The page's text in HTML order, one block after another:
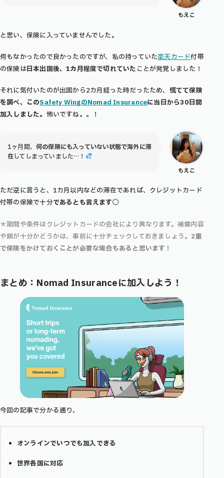
もえこ
と思い、保険に入っていませんでした。
何もなかったので良かったのですが、私の持っていた楽天カード付帯
の保険は日本出国後、1カ月程度で切れていた ことが発覚しました！
それに気付いたのが出国から2カ月経った時だったため、 慌てて保険
を調べ、このSafety WingのNomad Insuranceに当日から30日間
加入しました。 怖いですね。。！
もえこ
1ヶ月間、何の保険にも入っていない状態で海外に滞
在してしまっていました…！
ただ逆に言うと、 1カ月以内などの滞在であれば、クレジットカード
付帯の保険で十分であるとも言えます◯
＊期間や条件はクレジットカードの会社により異なります。補償内容
や額が十分かどうかは、事前に十分チェックしておきましょう。 2重
で保険をかけておくことが必要な場合もあると思います！
まとめ：Nomad Insuranceに加入しよう！
今回の記事で分かる通り、
オンラインでいつでも加入できる
世界各国に対応